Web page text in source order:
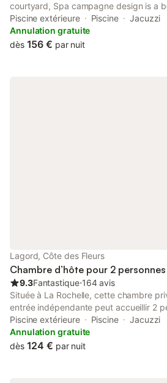
courtyard, Spa campagne design is a
situated in a historic building in Thairé,
Encan.
Piscine extérieure Piscine
Jacuzzi
Annulation gratuite
dès 156 € par nuit
Lagord, Côte des Fleurs
Chambre d’hôte pour 2 personnes
9.3Fantastique⋅164 avis
Située à La Rochelle, cette chambre
entrée indépendante peut accueillir 2
se trouve à 300 m du centre-ville,
pratique pour visiter la région côtière,
la gare à 2,5 km. L'unité est située au
Piscine extérieure Piscine
Jacuzzi
Annulation gratuite
dès 124 € par nuit